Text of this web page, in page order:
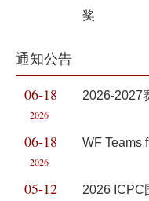
奖
通知公告
06-18
2026
2026-2027
06-18
2026
WF Teams
05-12
2026 ICPC